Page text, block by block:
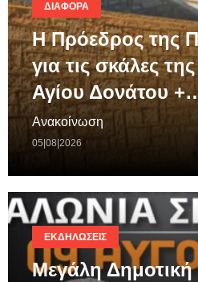
ΔΙΆΦΟΡΑ
Η Πρόεδρος της
για τις σκάλες
Αγίου Δονάτου
Ανακοίνωση
05|08|2026
ΕΚΔΗΛΏΣΕΙΣ
Μεγάλη